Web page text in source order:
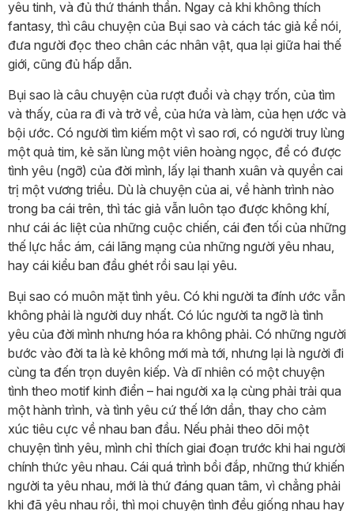
yêu tinh, và đủ thứ thánh thần. Ngay cả khi không thích
fantasy, thì câu chuyện của Bụi sao và cách tác giả kể nói,
đưa người đọc theo chân các nhân vật, qua lại giữa hai thế
giới, cũng đủ hấp dẫn.
Bụi sao là câu chuyện của rượt đuổi và chạy trốn, của tìm
và thấy, của ra đi và trở về, của hứa và làm, của hẹn ước và
bội ước. Có người tìm kiếm một vì sao rơi, có người truy lùng
một quả tim, kẻ săn lùng một viên hoàng ngọc, để có được
tình yêu (ngỡ) của đời mình, lấy lại thanh xuân và quyền cai
trị một vương triều. Dù là chuyện của ai, về hành trình nào
trong ba cái trên, thì tác giả vẫn luôn tạo được không khí,
như cái ác liệt của những cuộc chiến, cái đen tối của những
thế lực hắc ám, cái lãng mạng của những người yêu nhau,
hay cái kiểu ban đầu ghét rồi sau lại yêu.
Bụi sao có muôn mặt tình yêu. Có khi người ta đính ước vẫn
không phải là người duy nhất. Có lúc người ta ngỡ là tình
yêu của đời mình nhưng hóa ra không phải. Có những người
bước vào đời ta là kẻ không mới mà tới, nhưng lại là người đi
cùng ta đến trọn duyên kiếp. Và dĩ nhiên có một chuyện
tình theo motif kinh điển – hai người xa lạ cùng phải trải qua
một hành trình, và tình yêu cứ thế lớn dần, thay cho cảm
xúc tiêu cực về nhau ban đầu. Nếu phải theo dõi một
chuyện tình yêu, mình chỉ thích giai đoạn trước khi hai người
chính thức yêu nhau. Cái quá trình bồi đắp, những thứ khiến
người ta yêu nhau, mới là thứ đáng quan tâm, vì chẳng phải
khi đã yêu nhau rồi, thì mọi chuyện tình đều giống nhau hay